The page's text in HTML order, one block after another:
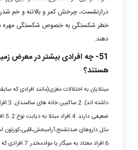
درازنشست، چرخش کمر و بالاتنه و خم
خطر شکستگی به خصوص شکستگی مهره ها
دهند.
51- چه افرادی بیشتر در معرض
هستند؟
مبتلایان به اختلالات مغزی(مانند افرادی که
داشته اند). 2.ساکنین
ضعیفی دارند.
مثل داروهای ضدتشنج،آرامبخش،قلبی،کورتون
6.افراد معتاد به سیگار یا